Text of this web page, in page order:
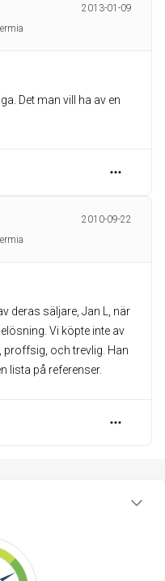
2013-01-09
Det man vill ha av en
2010-09-22
deras säljare, Jan L, när
Vi köpte inte av
proffsig, och trevlig. Han
lista på referenser.